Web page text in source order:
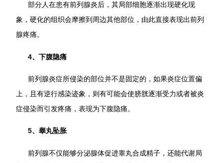
部分人在患有前列腺炎后，其局部细胞逐渐出现硬化现
象，硬化的组织会摩擦到周边其他部位，由此直接表现出前列
腺疼痛。
4、下腹隐痛
前列腺炎症所侵染的部位并不是固定的，如果炎症位置偏
上，且有逆行感染迹象，则有可能会使膀胱逐渐受力或者被炎
症侵染而引发疼痛，表现为下腹隐痛。
5、睾丸坠胀
前列腺不仅能够分泌腺体促进睾丸合成精子，还能代谢局